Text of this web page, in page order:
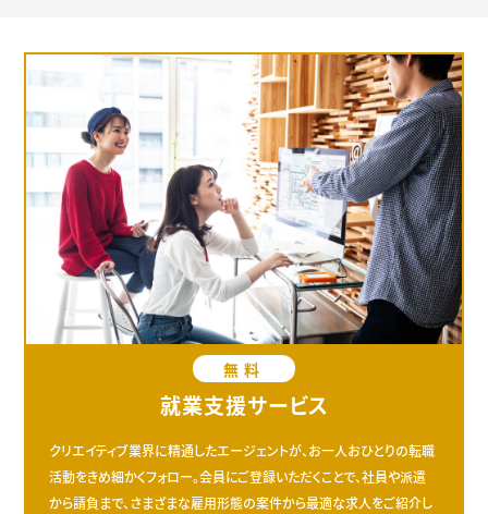
無料
就業支援サービス
クリエイティブ業界に精通したエージェントが、お一人おひとりの転職
活動をきめ細かくフォロー。会員にご登録いただくことで、社員や派遣
から請負まで、さまざまな雇用形態の案件から最適な求人をご紹介し